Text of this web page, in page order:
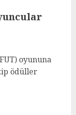
oyununa
ödüller